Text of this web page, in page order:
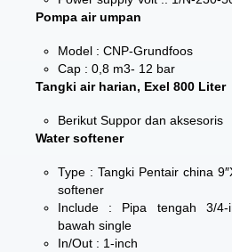
Pompa air umpan
Model : CNP-Grundfoos
Cap : 0,8 m3- 12 bar
Tangki air harian, Exel 800 Liter
Berikut Suppor dan aksesoris
Water softener
Type : Tangki Pentair china
softener
Include : Pipa tengah 3/4-
bawah single
In/Out : 1-inch